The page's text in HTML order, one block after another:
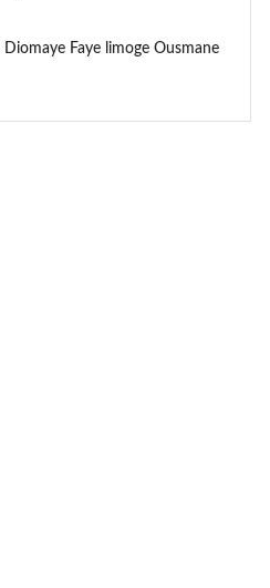
Faye limoge Ousmane